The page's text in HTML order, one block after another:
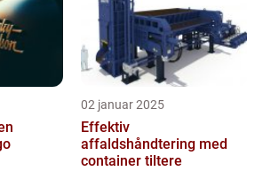
02 januar 2025
Effektiv
affaldshåndtering med
container tiltere